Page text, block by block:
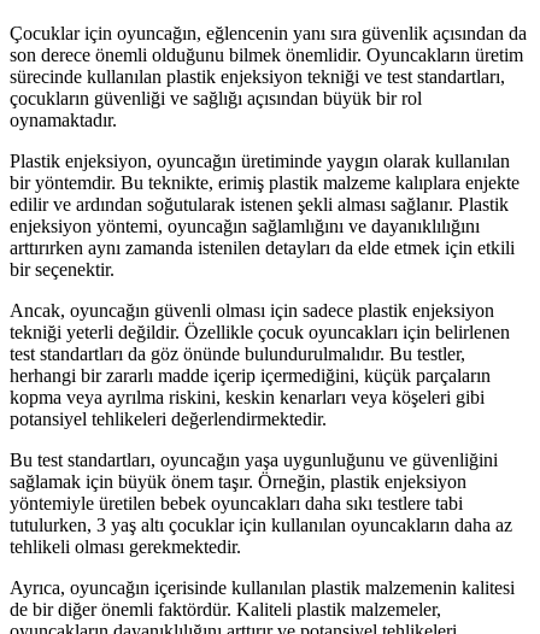
Çocuklar için oyuncağın, eğlencenin yanı sıra güvenlik açısından da
son derece önemli olduğunu bilmek önemlidir. Oyuncakların üretim
sürecinde kullanılan plastik enjeksiyon tekniği ve test standartları,
çocukların güvenliği ve sağlığı açısından büyük bir rol
oynamaktadır.
Plastik enjeksiyon, oyuncağın üretiminde yaygın olarak kullanılan
bir yöntemdir. Bu teknikte, erimiş plastik malzeme kalıplara enjekte
edilir ve ardından soğutularak istenen şekli alması sağlanır. Plastik
enjeksiyon yöntemi, oyuncağın sağlamlığını ve dayanıklılığını
arttırırken aynı zamanda istenilen detayları da elde etmek için etkili
bir seçenektir.
Ancak, oyuncağın güvenli olması için sadece plastik enjeksiyon
tekniği yeterli değildir. Özellikle çocuk oyuncakları için belirlenen
test standartları da göz önünde bulundurulmalıdır. Bu testler,
herhangi bir zararlı madde içerip içermediğini, küçük parçaların
kopma veya ayrılma riskini, keskin kenarları veya köşeleri gibi
potansiyel tehlikeleri değerlendirmektedir.
Bu test standartları, oyuncağın yaşa uygunluğunu ve güvenliğini
sağlamak için büyük önem taşır. Örneğin, plastik enjeksiyon
yöntemiyle üretilen bebek oyuncakları daha sıkı testlere tabi
tutulurken, 3 yaş altı çocuklar için kullanılan oyuncakların daha az
tehlikeli olması gerekmektedir.
Ayrıca, oyuncağın içerisinde kullanılan plastik malzemenin kalitesi
de bir diğer önemli faktördür. Kaliteli plastik malzemeler,